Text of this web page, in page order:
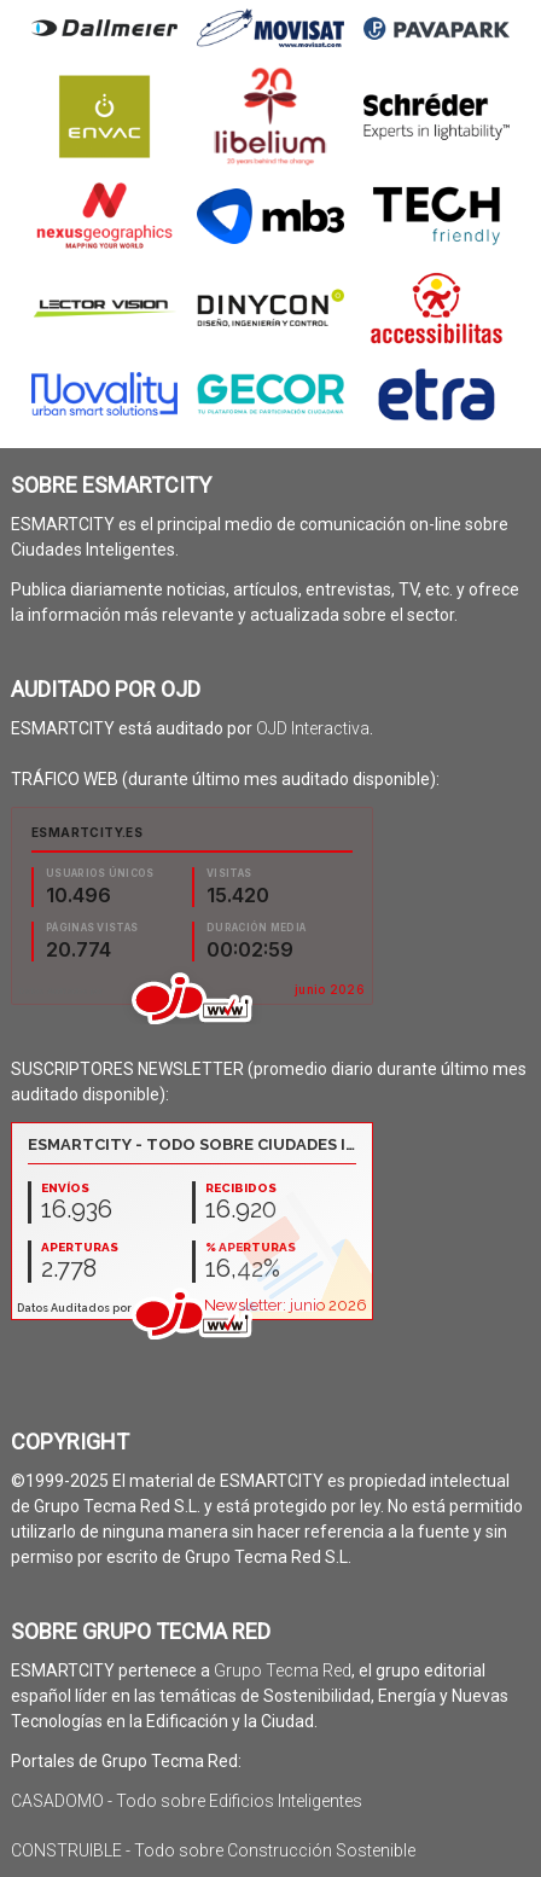
SOBRE ESMARTCITY
ESMARTCITY es el principal medio de comunicación on-line sobre
Ciudades Inteligentes.
Publica diariamente noticias, artículos, entrevistas, TV, etc. y ofrece
la información más relevante y actualizada sobre el sector.
AUDITADO POR OJD
ESMARTCITY está auditado por OJD Interactiva
TRÁFICO WEB (durante último mes auditado disponible):
SUSCRIPTORES NEWSLETTER (promedio diario durante último mes
auditado disponible):
COPYRIGHT
©1999-2025 El material de ESMARTCITY es propiedad intelectual
de Grupo Tecma Red S.L. y está protegido por ley. No está permitido
utilizarlo de ninguna manera sin hacer referencia a la fuente y sin
permiso por escrito de Grupo Tecma Red S.L.
SOBRE GRUPO TECMA RED
ESMARTCITY pertenece a Grupo Tecma Red, el grupo editorial
español líder en las temáticas de Sostenibilidad, Energía y Nuevas
Tecnologías en la Edificación y la Ciudad.
Portales de Grupo Tecma Red:
CASADOMO - Todo sobre Edificios Inteligentes
CONSTRUIBLE - Todo sobre Construcción Sostenible